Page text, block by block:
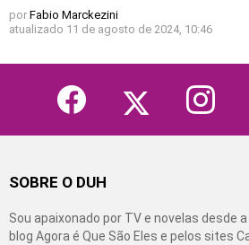
por Fabio Marckezini
atualizado 11 de agosto de 2024, 10:46
facebook
SOBRE O DUH
Sou apaixonado por TV e novelas desde
blog Agora é Que São Eles e pelos sites